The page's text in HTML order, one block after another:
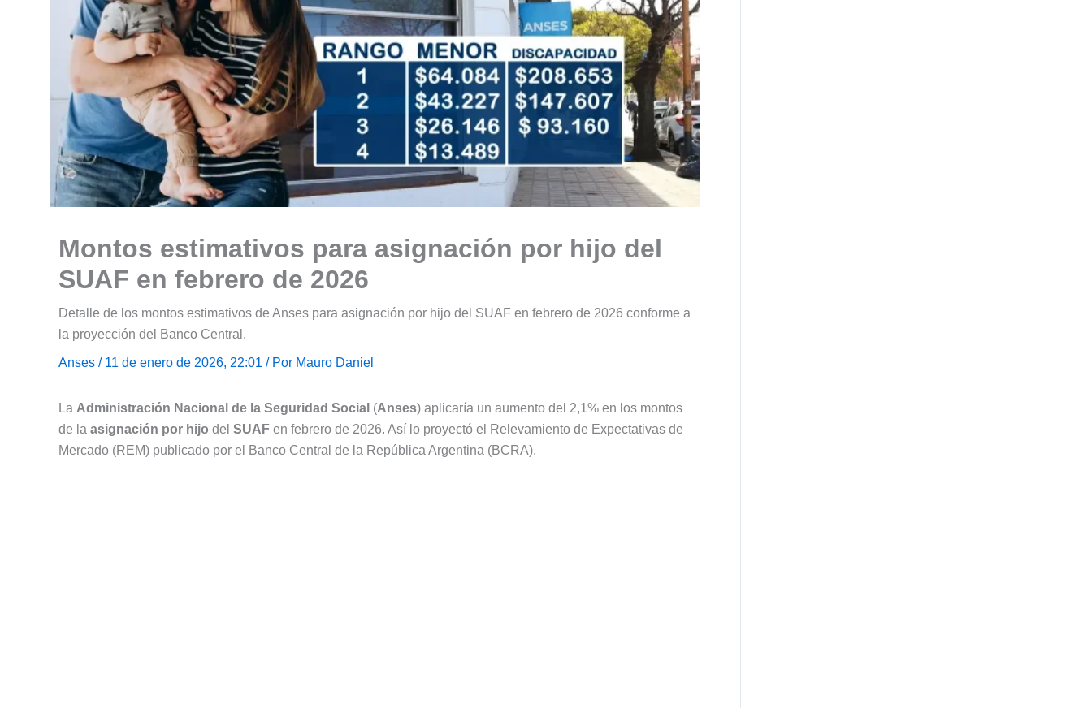
Montos estimativos para asignación por hijo del
SUAF en febrero de 2026
Detalle de los montos estimativos de Anses para asignación por hijo del SUAF en febrero de 2026 conforme a
la proyección del Banco Central.
Anses / 11 de enero de 2026, 22:01 / Por Mauro Daniel
La Administración Nacional de la Seguridad Social (Anses) aplicaría un aumento del 2,1% en los montos
de la asignación por hijo del SUAF en febrero de 2026. Así lo proyectó el Relevamiento de Expectativas de
Mercado (REM) publicado por el Banco Central de la República Argentina (BCRA).